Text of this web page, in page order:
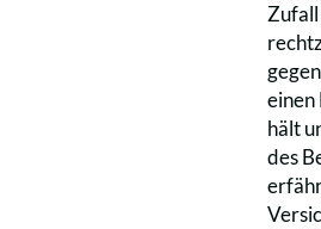
einen
hält
des